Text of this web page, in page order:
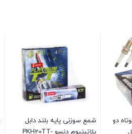
شمع انجیکا NGK سوزنی پایه
پلاتین (پایه کوتاه) مناسب پژو،
سمند و رنو
موجود در انبار
250,000